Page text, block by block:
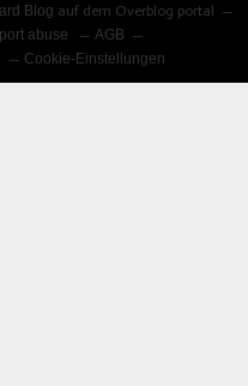
Blog auf dem Overblog portal
abuse
AGB
Cookie-Einstellungen